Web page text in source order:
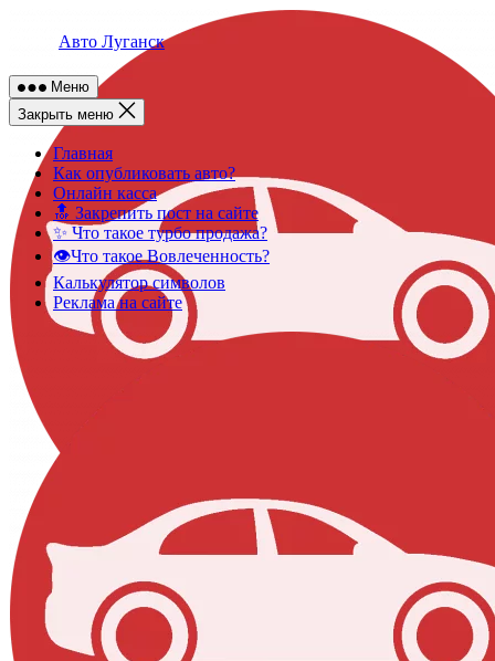
Авто Луганск
Меню
Закрыть меню
Главная
Как опубликовать авто?
Онлайн касса
🔝 Закрепить пост на сайте
✨ Что такое турбо продажа?
👁️Что такое Вовлеченность?
Калькулятор символов
Реклама на сайте